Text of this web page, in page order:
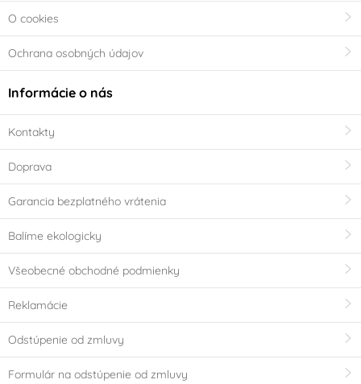
O cookies
Ochrana osobných údajov
Informácie o nás
Kontakty
Doprava
Garancia bezplatného vrátenia
Balíme ekologicky
Všeobecné obchodné podmienky
Reklamácie
Odstúpenie od zmluvy
Formulár na odstúpenie od zmluvy